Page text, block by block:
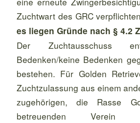
Zuchtwart des GRC
es liegen Gründe nach § 4.2
Der Zuchtausschuss
Bedenken/keine Bedenken
bestehen. Für Golden
Zuchtzulassung aus einem
zugehörigen, die Rasse
betreuenden Verein